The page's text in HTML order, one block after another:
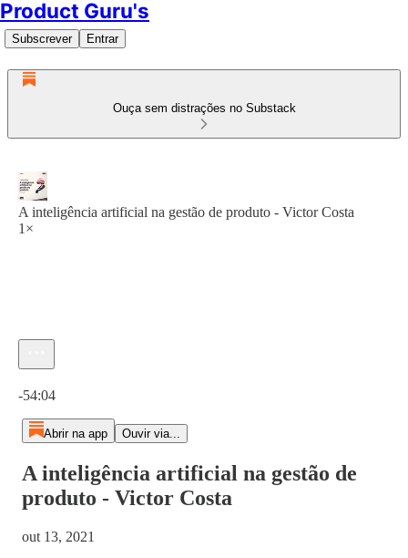
Product Guru's
Subscrever Entrar
Ouça sem distrações no Substack
A inteligência artificial na gestão de produto - Victor Costa
1×
-54:04
Abrir na app Ouvir via...
A inteligência artificial na gestão de
produto - Victor Costa
out 13, 2021